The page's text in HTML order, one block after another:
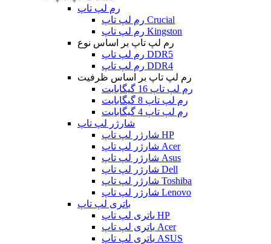
رم لپ تاپ
رم لپ تاپ Crucial
رم لپ تاپ Kingston
رم لپ تاپ بر اساس نوع
رم لپ تاپ DDR5
رم لپ تاپ DDR4
رم لپ تاپ بر اساس ظرفیت
رم لپ تاپ 16 گیگابایت
رم لپ تاپ 8 گیگابایت
رم لپ تاپ 4 گیگابایت
شارژر لپ تاپ
شارژر لپ تاپ HP
شارژر لپ تاپ Acer
شارژر لپ تاپ Asus
شارژر لپ تاپ Dell
شارژر لپ تاپ Toshiba
شارژر لپ تاپ Lenovo
باتری لپ تاپ
باتری لپ تاپ HP
باتری لپ تاپ Acer
باتری لپ تاپ ASUS